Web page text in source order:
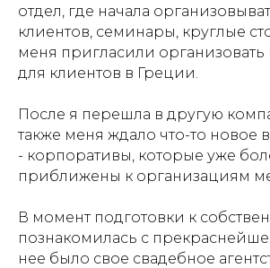
отдел, где начала
клиентов, семинары, круглые
меня пригласили
для клиентов в Греции.
После я перешла в другую
также меня ждало что-то новое
- корпоративы, которые уже
приближены к организациям
В момент подготовки к
познакомилась с
нее было свое свадебное